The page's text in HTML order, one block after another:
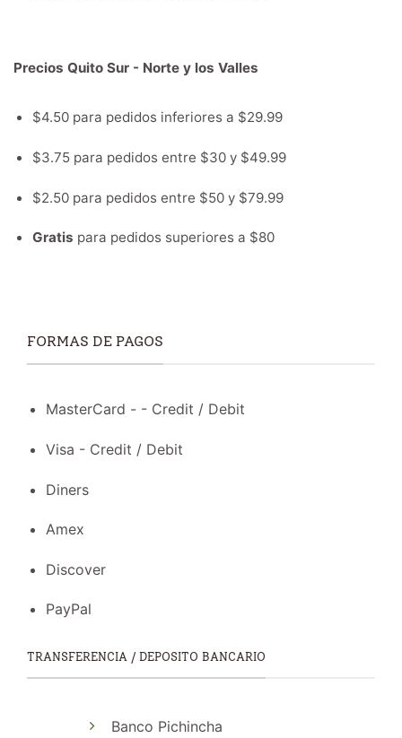
Precios Quito Sur - Norte y los Valles
$4.50 para pedidos inferiores a $29.99
$3.75 para pedidos entre $30 y $49.99
$2.50 para pedidos entre $50 y $79.99
Gratis para pedidos superiores a $80
FORMAS DE PAGOS
MasterCard - - Credit / Debit
Visa - Credit / Debit
Diners
Amex
Discover
PayPal
TRANSFERENCIA / DEPOSITO BANCARIO
Banco Pichincha